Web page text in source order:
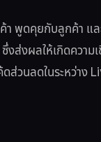
พูดคุยกับลูกค้า แ
งส่งผลให้เกิดควา
วนลดในระหว่าง